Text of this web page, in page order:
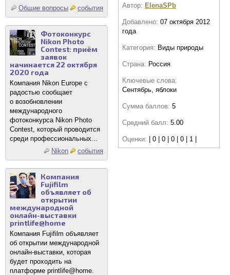
Общие вопросы
события
Фотоконкурс
Nikon Photo
Contest: приём
заявок
начинается 22 октября
2020 года
Компания Nikon Europe с
радостью сообщает
о возобновлении
международного
фотоконкурса Nikon Photo
Contest, который проводится
среди профессиональных...
Nikon
события
Компания
Fujifilm
объявляет об
открытии
международной
онлайн-выставки
printlife@home
Компания Fujifilm объявляет
об открытии международной
онлайн-выставки, которая
будет проходить на
платформе printlife@home.
Автор: ElenaSPb
Добавлено: 07 октября 2012
года
Категория: Виды природы
Страна: Россия
Ключевые слова:
Сентябрь, яблоки
Сумма баллов: 5
Средний балл: 5.00
Оценки: | 0 | 0 | 0 | 0 | 1 |